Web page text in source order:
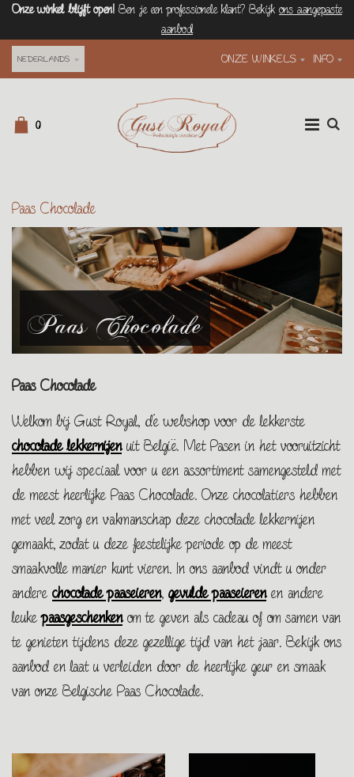
Onze winkel blijft open! Ben je een professionele klant? Bekijk ons aangepaste
aanbod
NEDERLANDS ONZE WINKELS INFO
0
Paas Chocolade
Paas Chocolade
Paas Chocolade
Welkom bij Gust Royal, dé webshop voor de lekkerste
chocolade lekkernijenuit België. Met Pasen in het vooruitzicht
hebben wij speciaal voor u een assortiment samengesteld met
de meest heerlijke Paas Chocolade. Onze chocolatiers hebben
met veel zorg en vakmanschap deze chocolade lekkernijen
gemaakt, zodat u deze feestelijke periode op de meest
smaakvolle manier kunt vieren. In ons aanbod vindt u onder
andere chocolade paaseieren, gevulde paaseierenen andere
leukepaasgeschenkenom te geven als cadeau of om samen van
te genieten tijdens deze gezellige tijd van het jaar. Bekijk ons
aanbod en laat u verleiden door de heerlijke geur en smaak
van onze Belgische Paas Chocolade.